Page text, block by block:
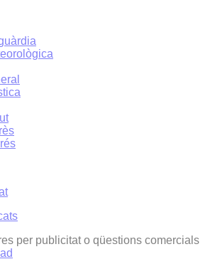
per publicitat o qüestions comercials